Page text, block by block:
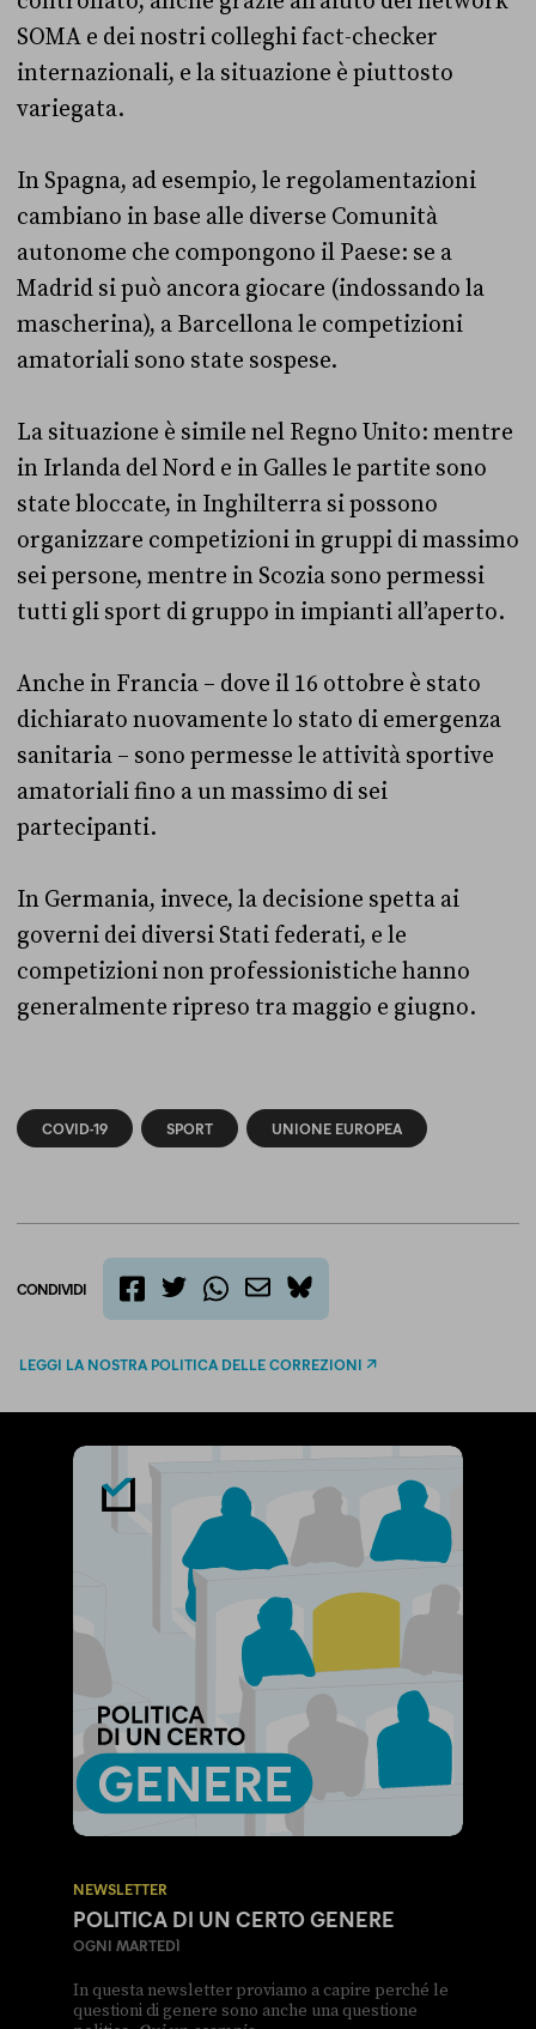
SOMA e dei nostri colleghi fact-checker
internazionali, e la situazione è piuttosto
variegata.
In Spagna, ad esempio, le regolamentazioni
cambiano in base alle diverse Comunità
autonome che compongono il Paese: se a
Madrid si può ancora giocare (indossando la
mascherina), a Barcellona le competizioni
amatoriali sono state sospese.
La situazione è simile nel Regno Unito: mentre
in Irlanda del Nord e in Galles le partite sono
state bloccate, in Inghilterra si possono
organizzare competizioni in gruppi di massimo
sei persone, mentre in Scozia sono permessi
tutti gli sport di gruppo in impianti all’aperto.
Anche in Francia – dove il 16 ottobre è stato
dichiarato nuovamente lo stato di emergenza
sanitaria – sono permesse le attività sportive
amatoriali fino a un massimo di sei
partecipanti.
In Germania, invece, la decisione spetta ai
governi dei diversi Stati federati, e le
competizioni non professionistiche hanno
generalmente ripreso tra maggio e giugno.
COVID-19 SPORT UNIONE EUROPEA
CONDIVIDI
bluesky
LEGGI LA NOSTRA POLITICA DELLE CORREZIONI
NEWSLETTER
POLITICA DI UN CERTO GENERE
OGNI MARTEDÌ
In questa newsletter proviamo a capire perché le
questioni di genere sono anche una questione